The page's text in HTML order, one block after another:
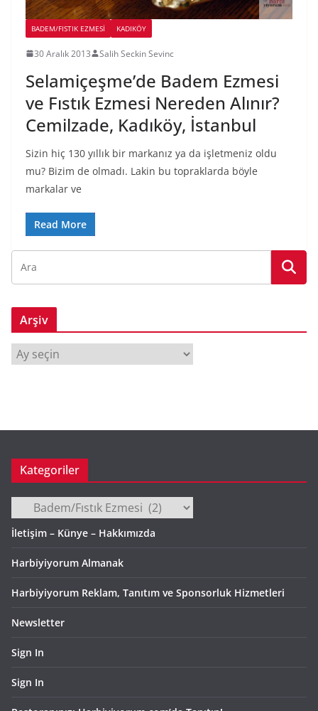
BADEM/FISTIK EZMESI KADIKÖY
30 Aralık 2013 Salih Seckin Sevinc
Selamiçeşme’de Badem Ezmesi
ve Fıstık Ezmesi Nereden Alınır?
Cemilzade, Kadıköy, İstanbul
Sizin hiç 130 yıllık bir markanız ya da işletmeniz oldu
mu? Bizim de olmadı. Lakin bu topraklarda böyle
markalar ve
Read More
Arşiv
r
Kategoriler
Kategoriler
İletişim – Künye – Hakkımızda
Harbiyiyorum Almanak
Harbiyiyorum Reklam, Tanıtım ve Sponsorluk Hizmetleri
Newsletter
Sign In
Sign In